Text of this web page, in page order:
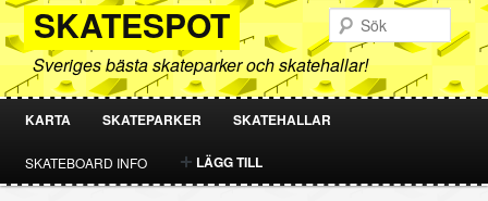
SKATESPOT
Sveriges bästa skateparker och skatehallar!
HOPPA
TILL
HOPPA
TILL
KARTA SKATEPARKER SKATEHALLAR
SKATEBOARD INFO LÄGG TILL